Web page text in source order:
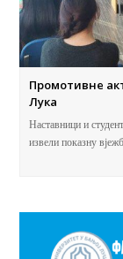
Промотивне
Лука
Наставници и
извели показну